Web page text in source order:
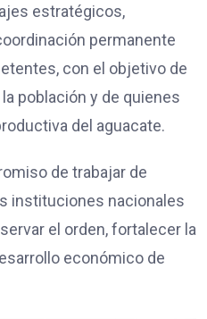
estratégicos,
permanente
con el objetivo de
población y de quienes
del aguacate.
de trabajar de
instituciones nacionales
el orden, fortalecer la
económico de